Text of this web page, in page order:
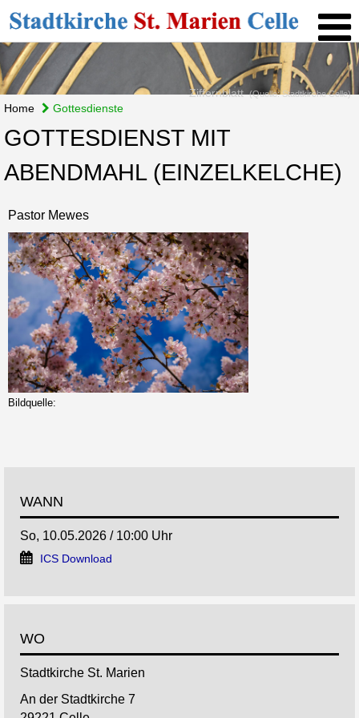
Ziffernblatt (Quelle: Stadtkirche Celle)
Home Gottesdienste
GOTTESDIENST MIT
ABENDMAHL (EINZELKELCHE)
Pastor Mewes
Bildquelle:
WANN
So, 10.05.2026 / 10:00 Uhr
ICS Download
WO
Stadtkirche St. Marien
An der Stadtkirche 7